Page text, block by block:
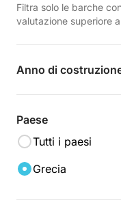
Filtra solo le barche
valutazione superiore
Anno di
Paese
Tutti i paesi
Grecia